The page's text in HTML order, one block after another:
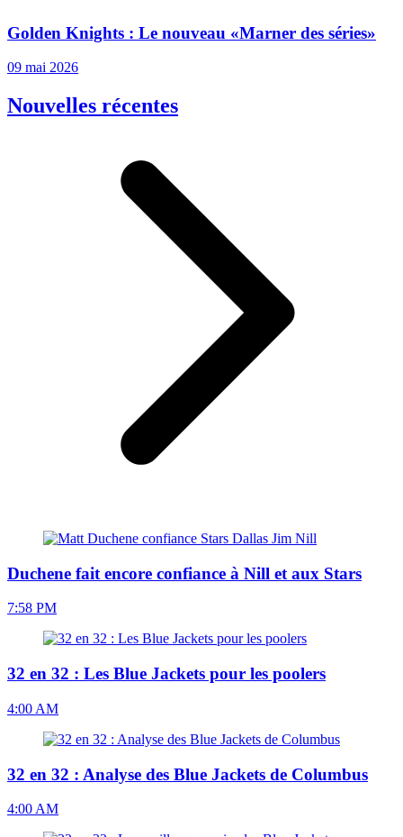
Golden Knights : Le nouveau «Marner des séries»
09 mai 2026
Nouvelles récentes
Duchene fait encore confiance à Nill et aux Stars
7:58 PM
32 en 32 : Les Blue Jackets pour les poolers
4:00 AM
32 en 32 : Analyse des Blue Jackets de Columbus
4:00 AM